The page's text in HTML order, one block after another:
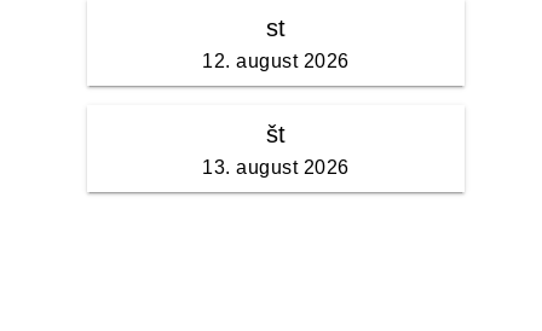
st
12. august 2026
št
13. august 2026